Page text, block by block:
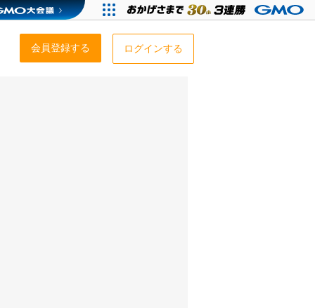
会員登録する ログインする